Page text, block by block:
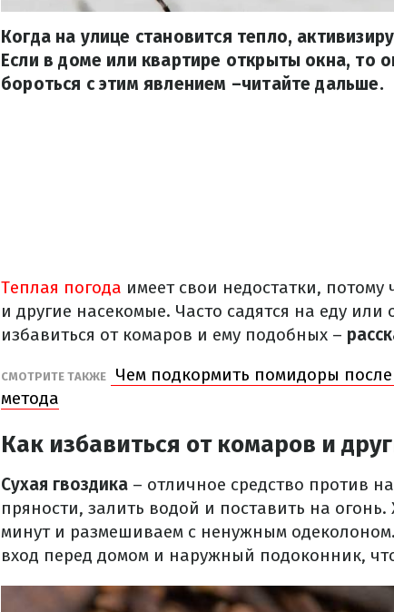
Когда на улице становится тепло,
Если в доме или квартире открыты окна, то
бороться с этим явлением –читайте дальше.
Теплая погода имеет свои недостатки,
и другие насекомые. Часто садятся на еду или
избавиться от комаров и ему подобных –
СМОТРИТЕ ТАКЖЕ
Чем подкормить помидоры
метода
Как избавиться от комаров и
Сухая гвоздика – отличное средство против
пряности, залить водой и поставить на
минут и размешиваем с ненужным
вход перед домом и наружный подоконник,